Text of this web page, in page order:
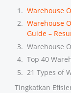
Warehouse
Warehouse
Guide –
Warehouse
Top 40
21 Types of
Tingkatkan